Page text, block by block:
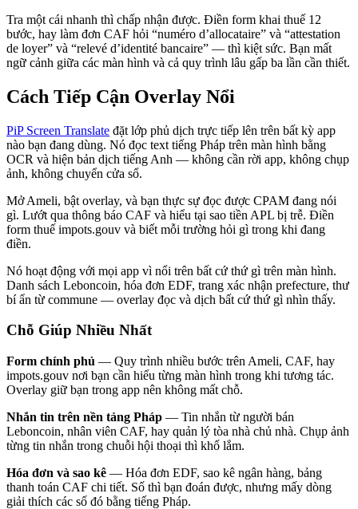
Tra một cái nhanh thì chấp nhận được. Điền form khai thuế 12
bước, hay làm đơn CAF hỏi “numéro d’allocataire” và “attestation
de loyer” và “relevé d’identité bancaire” — thì kiệt sức. Bạn mất
ngữ cảnh giữa các màn hình và cả quy trình lâu gấp ba lần cần thiết.
Cách Tiếp Cận Overlay Nổi
PiP Screen Translate đặt lớp phủ dịch trực tiếp lên trên bất kỳ app
nào bạn đang dùng. Nó đọc text tiếng Pháp trên màn hình bằng
OCR và hiện bản dịch tiếng Anh — không cần rời app, không chụp
ảnh, không chuyển cửa sổ.
Mở Ameli, bật overlay, và bạn thực sự đọc được CPAM đang nói
gì. Lướt qua thông báo CAF và hiểu tại sao tiền APL bị trễ. Điền
form thuế impots.gouv và biết mỗi trường hỏi gì trong khi đang
điền.
Nó hoạt động với mọi app vì nổi trên bất cứ thứ gì trên màn hình.
Danh sách Leboncoin, hóa đơn EDF, trang xác nhận prefecture, thư
bí ẩn từ commune — overlay đọc và dịch bất cứ thứ gì nhìn thấy.
Chỗ Giúp Nhiều Nhất
Form chính phủ — Quy trình nhiều bước trên Ameli, CAF, hay
impots.gouv nơi bạn cần hiểu từng màn hình trong khi tương tác.
Overlay giữ bạn trong app nên không mất chỗ.
Nhắn tin trên nền tảng Pháp — Tin nhắn từ người bán
Leboncoin, nhân viên CAF, hay quản lý tòa nhà chủ nhà. Chụp ảnh
từng tin nhắn trong chuỗi hội thoại thì khổ lắm.
Hóa đơn và sao kê — Hóa đơn EDF, sao kê ngân hàng, bảng
thanh toán CAF chi tiết. Số thì bạn đoán được, nhưng mấy dòng
giải thích các số đó bằng tiếng Pháp.